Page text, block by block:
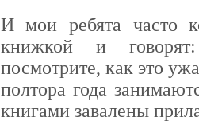
И мои ребята часто
книжкой и
посмотрите, как это
полтора года
книгами завалены